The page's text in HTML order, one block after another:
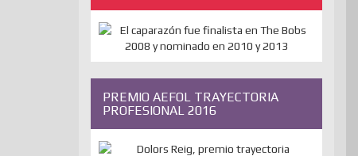
PREMIO AEFOL TRAYECTORIA
PROFESIONAL 2016